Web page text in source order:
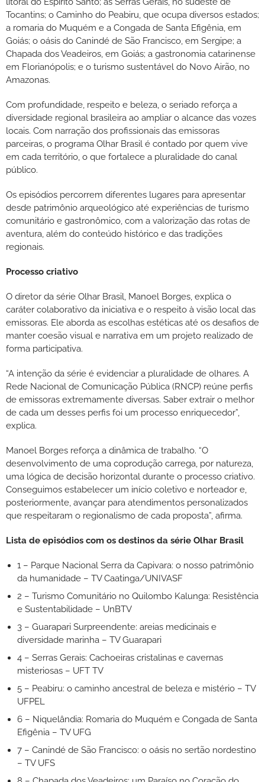
Tocantins; o Caminho do Peabiru, que ocupa diversos estados;
a romaria do Muquém e a Congada de Santa Efigênia, em
Goiás; o oásis do Canindé de São Francisco, em Sergipe; a
Chapada dos Veadeiros, em Goiás; a gastronomia catarinense
em Florianópolis; e o turismo sustentável do Novo Airão, no
Amazonas.
Com profundidade, respeito e beleza, o seriado reforça a
diversidade regional brasileira ao ampliar o alcance das vozes
locais. Com narração dos profissionais das emissoras
parceiras, o programa Olhar Brasil é contado por quem vive
em cada território, o que fortalece a pluralidade do canal
público.
Os episódios percorrem diferentes lugares para apresentar
desde patrimônio arqueológico até experiências de turismo
comunitário e gastronômico, com a valorização das rotas de
aventura, além do conteúdo histórico e das tradições
regionais.
Processo criativo
O diretor da série Olhar Brasil, Manoel Borges, explica o
caráter colaborativo da iniciativa e o respeito à visão local das
emissoras. Ele aborda as escolhas estéticas até os desafios de
manter coesão visual e narrativa em um projeto realizado de
forma participativa.
“A intenção da série é evidenciar a pluralidade de olhares. A
Rede Nacional de Comunicação Pública (RNCP) reúne perfis
de emissoras extremamente diversas. Saber extrair o melhor
de cada um desses perfis foi um processo enriquecedor”,
explica.
Manoel Borges reforça a dinâmica de trabalho. “O
desenvolvimento de uma coprodução carrega, por natureza,
uma lógica de decisão horizontal durante o processo criativo.
Conseguimos estabelecer um início coletivo e norteador e,
posteriormente, avançar para atendimentos personalizados
que respeitaram o regionalismo de cada proposta”, afirma.
Lista de episódios com os destinos da série Olhar Brasil
1 – Parque Nacional Serra da Capivara: o nosso patrimônio
da humanidade – TV Caatinga/UNIVASF
2 – Turismo Comunitário no Quilombo Kalunga: Resistência
e Sustentabilidade – UnBTV
3 – Guarapari Surpreendente: areias medicinais e
diversidade marinha – TV Guarapari
4 – Serras Gerais: Cachoeiras cristalinas e cavernas
misteriosas – UFT TV
5 – Peabiru: o caminho ancestral de beleza e mistério – TV
UFPEL
6 – Niquelândia: Romaria do Muquém e Congada de Santa
Efigênia – TV UFG
7 – Canindé de São Francisco: o oásis no sertão nordestino
– TV UFS